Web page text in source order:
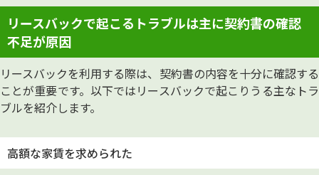
リースバックで起こるトラブルは主に契約書の確認
不足が原因
リースバックを利用する際は、契約書の内容を十分に確認する
ことが重要です。以下ではリースバックで起こりうる主なトラ
ブルを紹介します。
高額な家賃を求められた